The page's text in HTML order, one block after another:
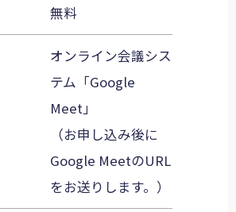
無料
オンライン会議シス
テム「Google
Meet」
（お申し込み後に
Google MeetのURL
をお送りします。）